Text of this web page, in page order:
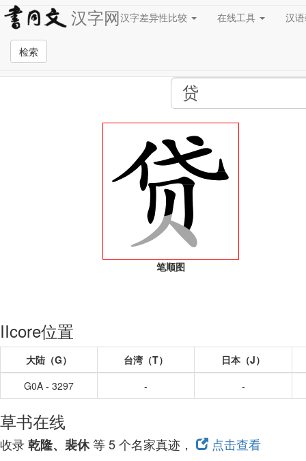
汉字网汉字差异性比较 在线工具 汉
检索
全站检索页面
笔顺图
IIcore位置
大陆（G） 台湾（T）
日本（J）
G0A - 3297
- -
草书在线
收录乾隆、裴休等 5 个名家真迹， 点击查看